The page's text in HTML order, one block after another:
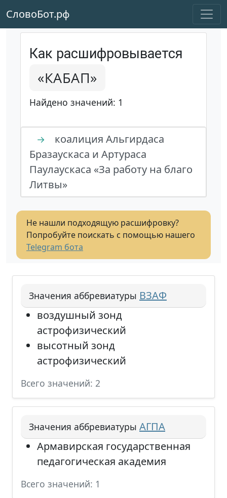
СловоБот.рф
Как расшифровывается
«КАБАП»
Найдено значений: 1
→
коалиция Альгирдаса
Бразаускаса и Артураса
Паулаускаса «За работу на благо
Литвы»
Не нашли подходящую расшифровку?
Попробуйте поискать с помощью нашего
Telegram бота
Значения аббревиатуры ВЗАФ
воздушный зонд
астрофизический
высотный зонд
астрофизический
Всего значений: 2
Значения аббревиатуры АГПА
Армавирская государственная
педагогическая академия
Всего значений: 1